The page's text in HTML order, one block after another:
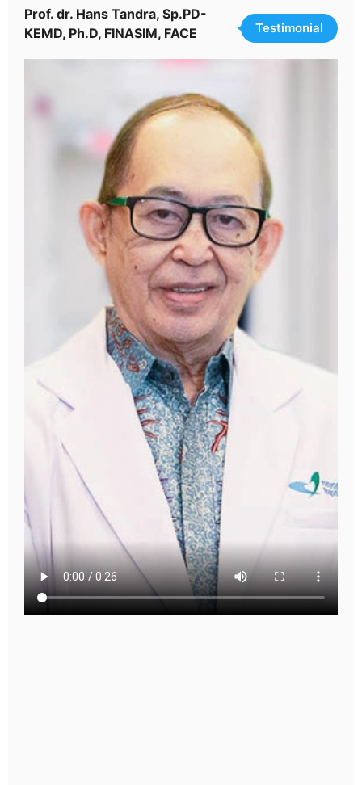
Prof. dr. Hans Tandra, Sp.PD-
KEMD, Ph.D, FINASIM, FACE
Testimonial